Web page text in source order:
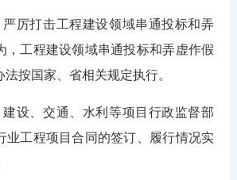
严厉打击工程建设领域串通投标和弄
，工程建设领域串通投标和弄虚作假
按国家、省相关规定执行。
建设、交通、水利等项目行政监督部
业工程项目合同的签订、履行情况实